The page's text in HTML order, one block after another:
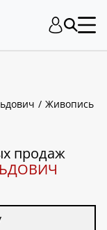
Живопись
продаж